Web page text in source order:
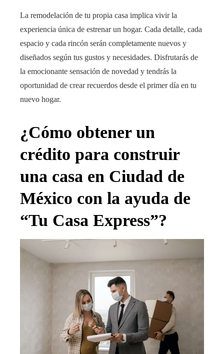
La remodelación de tu propia casa implica vivir la
experiencia única de estrenar un hogar. Cada detalle, cada
espacio y cada rincón serán completamente nuevos y
diseñados según tus gustos y necesidades. Disfrutarás de
la emocionante sensación de novedad y tendrás la
oportunidad de crear recuerdos desde el primer día en tu
nuevo hogar.
¿Cómo obtener un
crédito para construir
una casa en Ciudad de
México con la ayuda de
“Tu Casa Express”?